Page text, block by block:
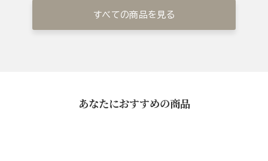
すべての商品を見る
あなたにおすすめの商品